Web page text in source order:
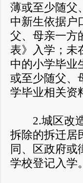
薄或至少随父
中新生依据户
父、母亲一方
表》入学；未
中的小学毕业
或至少随父、
学毕业相关资
2.城区改造
拆除的拆迁居
同、区政府或
学校登记入学。